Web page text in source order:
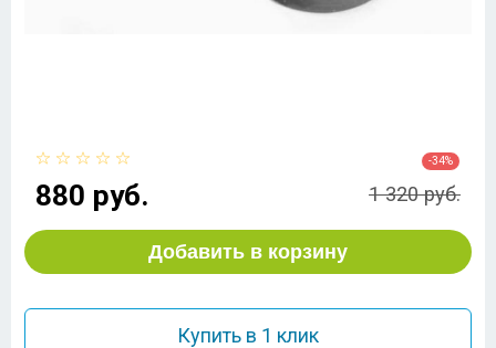
880 руб.
-34%
1 320 руб.
Добавить в корзину
Купить в 1 клик